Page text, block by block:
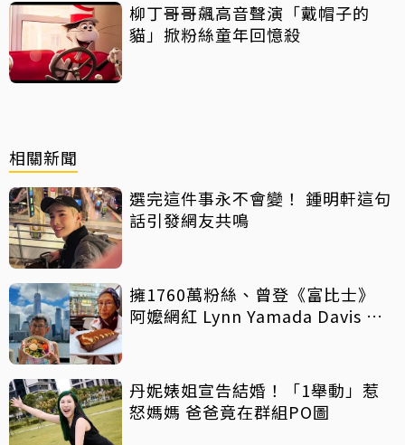
柳丁哥哥飆高音聲演「戴帽子的
貓」掀粉絲童年回憶殺
相關新聞
選完這件事永不會變！ 鍾明軒這句
話引發網友共鳴
擁1760萬粉絲、曾登《富比士》
阿嬤網紅 Lynn Yamada Davis 驚
丹妮婊姐宣告結婚！「1舉動」惹
怒媽媽 爸爸竟在群組PO圖